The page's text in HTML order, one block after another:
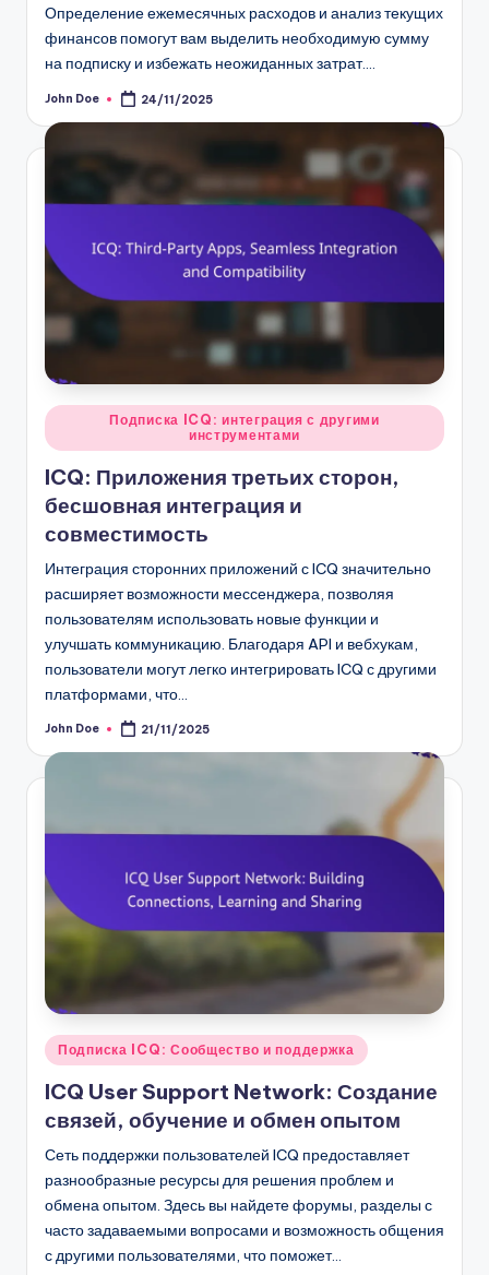
Определение ежемесячных расходов и анализ текущих
финансов помогут вам выделить необходимую сумму
на подписку и избежать неожиданных затрат.…
Posted
John Doe 24/11/2025
Posted
in
Подписка ICQ: интеграция с другими
инструментами
ICQ: Приложения третьих сторон,
бесшовная интеграция и
совместимость
Интеграция сторонних приложений с ICQ значительно
расширяет возможности мессенджера, позволяя
пользователям использовать новые функции и
улучшать коммуникацию. Благодаря API и вебхукам,
пользователи могут легко интегрировать ICQ с другими
платформами, что…
Posted
John Doe 21/11/2025
Posted
Подписка ICQ: Сообщество и поддержка
ICQ User Support Network: Создание
связей, обучение и обмен опытом
Сеть поддержки пользователей ICQ предоставляет
разнообразные ресурсы для решения проблем и
обмена опытом. Здесь вы найдете форумы, разделы с
часто задаваемыми вопросами и возможность общения
с другими пользователями, что поможет…